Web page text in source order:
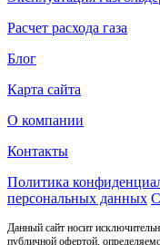
Расчет расхода газа
Блог
Карта сайта
О компании
Контакты
Политика
персональных данных
Данный сайт носит
публичной офертой,